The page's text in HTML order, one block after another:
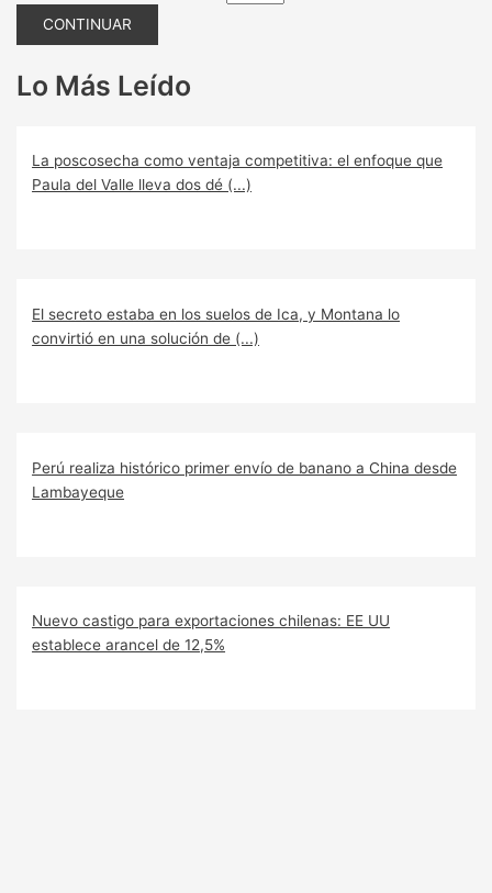
CONTINUAR
Lo Más Leído
La poscosecha como ventaja competitiva: el enfoque que
Paula del Valle lleva dos dé (...)
El secreto estaba en los suelos de Ica, y Montana lo
convirtió en una solución de (...)
Perú realiza histórico primer envío de banano a China desde
Lambayeque
Nuevo castigo para exportaciones chilenas: EE UU
establece arancel de 12,5%